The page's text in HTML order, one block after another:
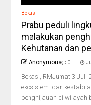
Bekasi
Prabu peduli
melakukan
Kehutanan dan
Anonymous 0
Bekasi, RMJumat 3 Juli
ekosistem dan
penghijauan di wilayah